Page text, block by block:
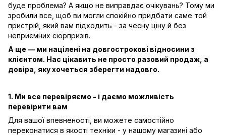
буде проблема? А якщо не виправдає очікувань? Тому ми
зробили все, щоб ви могли спокійно придбати саме той
пристрій, який вам підходить - за чесну ціну й без
неприємних сюрпризів.
А ще — ми націлені на довгострокові відносини з
клієнтом. Нас цікавить не просто разовий продаж, а
довіра, яку хочеться зберегти надовго.
1. Ми все перевіряємо - і даємо можливість
перевірити вам
Для вашої впевненості, ви можете самостійно
переконатися в якості техніки - у нашому магазині або